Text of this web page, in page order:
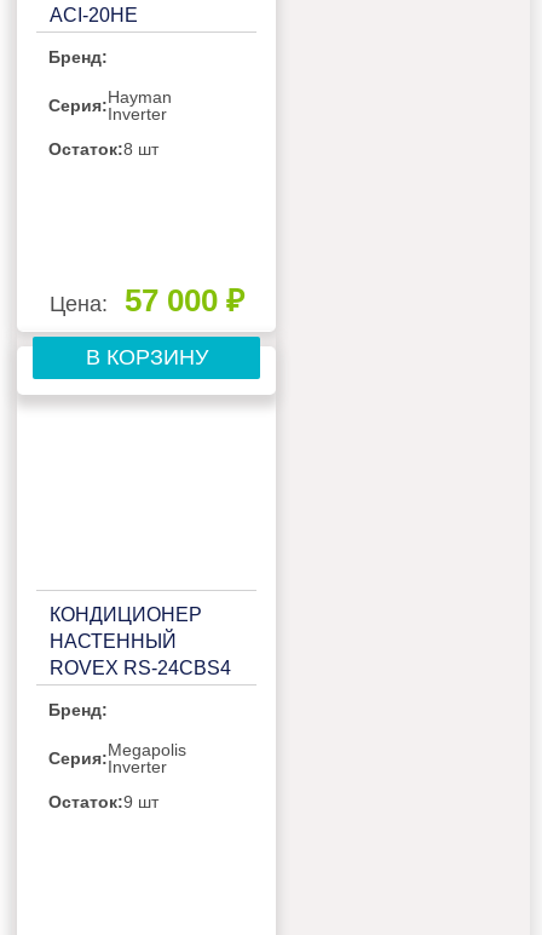
ACI-20HE
Бренд:
Серия:Hayman
Inverter
Остаток:8 шт
Цена: 57 000 ₽
В КОРЗИНУ
КОНДИЦИОНЕР
НАСТЕННЫЙ
ROVEX RS-24CBS4
Бренд:
Серия:Megapolis
Inverter
Остаток:9 шт